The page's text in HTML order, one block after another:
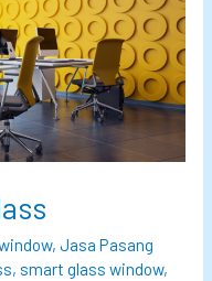
, Jasa Pasang
, smart glass window,